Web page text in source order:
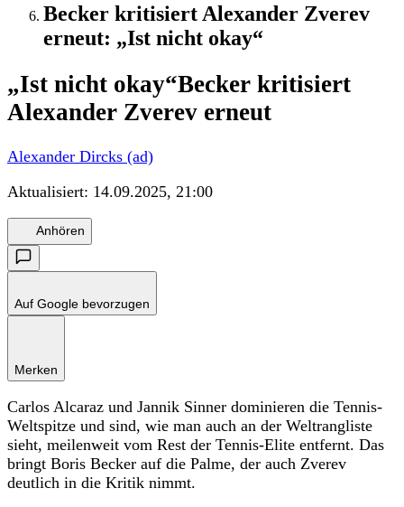
Becker kritisiert Alexander Zverev
erneut: „Ist nicht okay“
„Ist nicht okay“Becker kritisiert
Alexander Zverev erneut
Alexander Dircks (ad)
Aktualisiert: 14.09.2025, 21:00
Anhören
Auf Google bevorzugen
Merken
Carlos Alcaraz und Jannik Sinner dominieren die Tennis-
Weltspitze und sind, wie man auch an der Weltrangliste
sieht, meilenweit vom Rest der Tennis-Elite entfernt. Das
bringt Boris Becker auf die Palme, der auch Zverev
deutlich in die Kritik nimmt.